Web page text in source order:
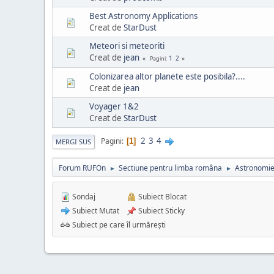
Best Astronomy Applications
Creat de StarDust
Meteori si meteoriti
Creat de jean Pagini 1 2
Colonizarea altor planete este posibila?....
Creat de jean
Voyager 1&2
Creat de StarDust
MERGI SUS Pagini 1 2 3 4
Forum RUFOn ► Sectiune pentru limba româna ► Astronomie
Sondaj
Subiect Mutat
Subiect Blocat
Subiect Sticky
Subiect pe care îl urmărești